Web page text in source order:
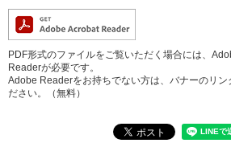
PDF形式のファイルをご覧いただく場合には、
Readerが必要です。
Adobe Readerをお持ちでない方は、バナーのリン
ださい。（無料）